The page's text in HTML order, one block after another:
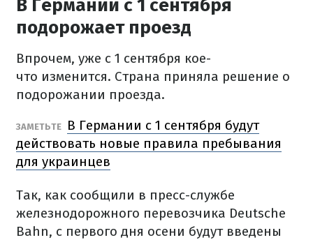
В Германии с 1 сентября
подорожает проезд
Впрочем, уже с 1 сентября кое-
что изменится. Страна приняла решение о
подорожании проезда.
ЗАМЕТЬТЕ
В Германии с 1 сентября будут
действовать новые правила пребывания
для украинцев
Так, как сообщили в пресс-службе
железнодорожного перевозчика Deutsche
Bahn, с первого дня осени будут введены